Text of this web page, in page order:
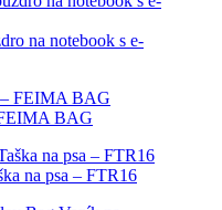
na notebook s e-
BAG
na psa – FTR16